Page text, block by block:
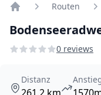
Routen
0 reviews
Distanz